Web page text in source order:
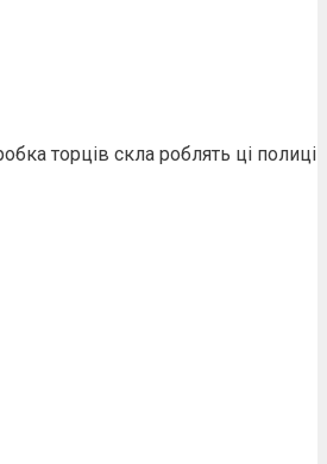
торців скла роблять ці полиці